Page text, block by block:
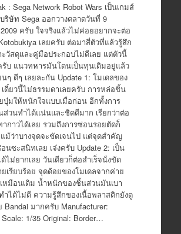
: Sega Network Robot Wars เป็นเกมส์
ริษัท Sega ออกวางตลาดวันที่ 9
ครับ ใจจริงแล้วไม่ค่อยอยากจะต่อ
เลยครับ ต่อมาสี่ตัวที่แล้วรู้สึก
ะวัสดุและคู่มือประกอบไม่ดีเลย แต่ตัวนี้
รับ แนวทหารมันโดนเป็นทุนเดิมอยู่แล้ว
ๆ ดีๆ เลยละกัน Update 1: โมเดลของ
เดี๋ยวนี้ไม่ธรรมดาเลยครับ การหล่อชิ้น
บุ๋มให้หนักใจแบบเมื่อก่อน อีกทั้งการ
วนทำได้แน่นและชิดดีมาก เรียกว่าต่อ
กาวได้เลย รวมถึงการซ่อนรอยตัดก็
ม้ว่าบางจุดจะชัดเจนไป แต่จุดสำคัญ
นซะสนิทเลย เจ๋งครับ Update 2: เป็น
ไม่ยากเลย วันเดียวก็ต่อสำเร็จนั่งขัด
เรียบร้อย จุดด้อยของโมเดลจากค่าย
เหมือนเดิม น้ำหนักของชิ้นส่วนมันเบา
ำได้ไม่ดี ความรู้สึกของเนื้อพลาสติกยังดู
Bandai มากครับ Manufacturer:
1/35 Original: Border…